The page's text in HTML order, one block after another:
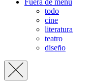
todo
cine
literatura
teatro
diseño